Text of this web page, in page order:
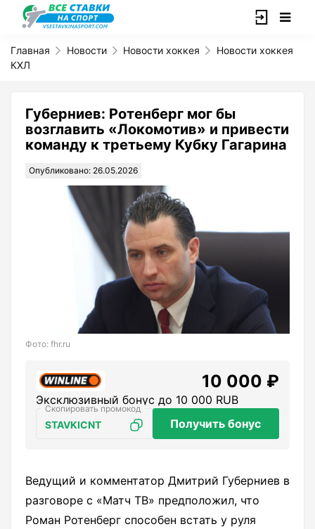
Главная Новости Новости хоккея
Новости хоккея
КХЛ
Губерниев: Ротенберг мог бы
возглавить «Локомотив» и привести
команду к третьему Кубку Гагарина
Опубликовано: 26.05.2026
Фото: fhr.ru
10 000 ₽
Эксклюзивный бонус до 10 000 RUB
STAVKICNT Получить бонус
Ведущий и комментатор Дмитрий Губерниев в
разговоре с «Матч ТВ» предположил, что
Роман Ротенберг способен встать у руля